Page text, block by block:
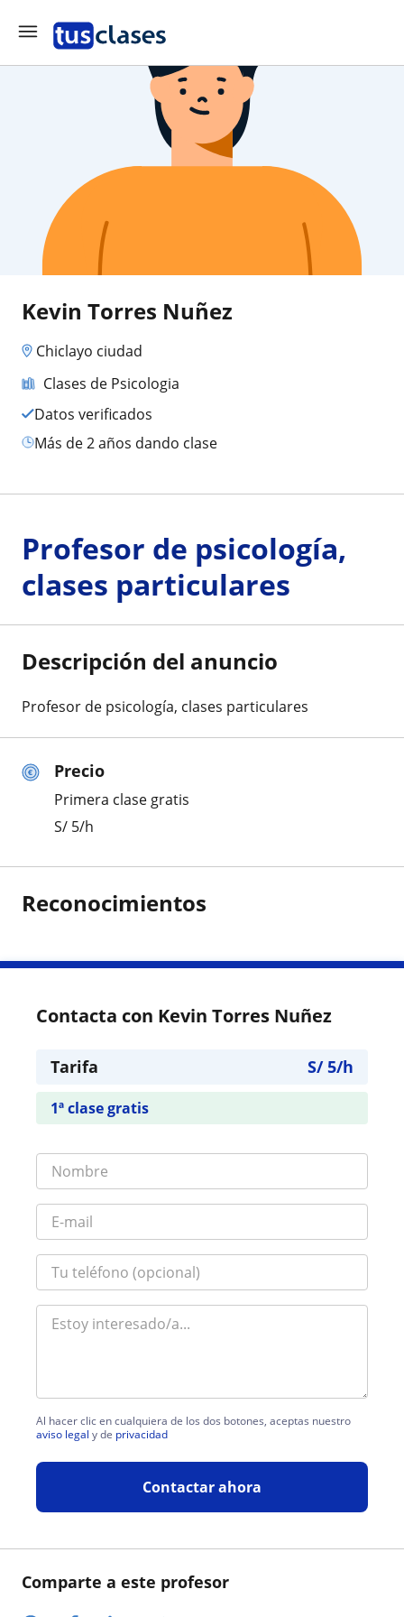
Kevin Torres Nuñez
Chiclayo ciudad
Clases de Psicologia
Datos verificados
más de 2 años dando clase
Comparte a este profesor
Precio
Primera clase gratis
S/ 5/h
Profesor de psicología,
clases particulares
Descripción del anuncio
Profesor de psicología, clases particulares
Reconocimientos
Contacta con Kevin Torres Nuñez
Tarifa S/5/h
1ª clase gratis
Al hacer clic en cualquiera de los dos botones, aceptas nuestro
aviso legal y de privacidad
Contactar ahora